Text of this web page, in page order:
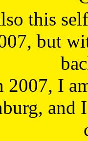
this
but
2007, I
and